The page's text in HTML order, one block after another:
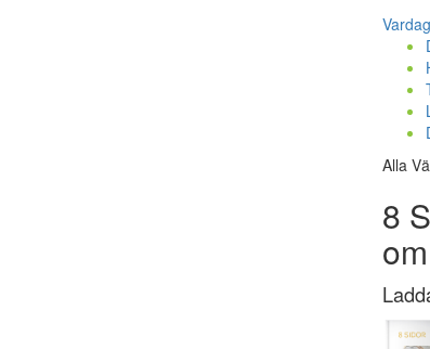
Alla
8